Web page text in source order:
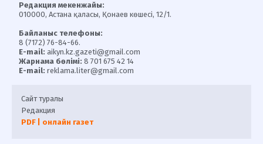
Редакция мекенжайы:
010000, Астана қаласы, Қонаев көшесі, 12/1.
Байланыс телефоны:
8 (7172) 76-84-66.
E-mail: aikyn.kz.gazeti@gmail.com
Жарнама бөлімі: 8 701 675 42 14
E-mail: reklama.liter@gmail.com
Сайт туралы
Редакция
PDF | онлайн газет